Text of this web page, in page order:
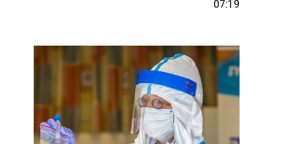
07:19